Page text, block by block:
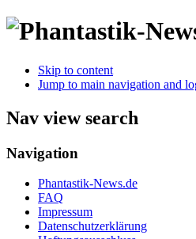
Skip to content
Jump to main navigation and
Nav view search
Navigation
Phantastik-News.de
FAQ
Impressum
Datenschutzerklärung